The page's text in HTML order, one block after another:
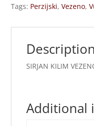
Tags: Perzijski,Vezeno,
Description
SIRJAN KILIM
Additional